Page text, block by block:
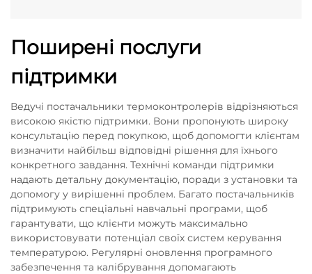
Поширені послуги
підтримки
Ведучі постачальники термоконтролерів відрізняються
високою якістю підтримки. Вони пропонують широку
консультацію перед покупкою, щоб допомогти клієнтам
визначити найбільш відповідні рішення для їхнього
конкретного завдання. Технічні команди підтримки
надають детальну документацію, поради з установки та
допомогу у вирішенні проблем. Багато постачальників
підтримують спеціальні навчальні програми, щоб
гарантувати, що клієнти можуть максимально
використовувати потенціал своїх систем керування
температурою. Регулярні оновлення програмного
забезпечення та калібрування допомагають